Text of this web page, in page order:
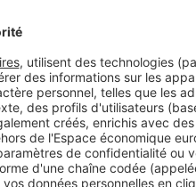
aluminisée ou en molleton,
êtreassocié à une doublure
efficace.
isolants grâce à leur
cependant : ils sont